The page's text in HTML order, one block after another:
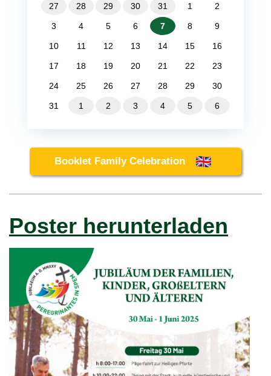
27 28 29 30 31 1 2
3 4 5 6 7 8 9
10 11 12 13 14 15 16
17 18 19 20 21 22 23
24 25 26 27 28 29 30
31 1 2 3 4 5 6
Booklet Family Celebration
Poster herunterladen